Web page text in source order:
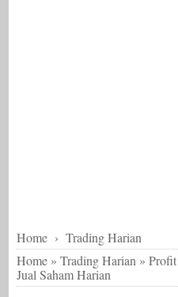
Home ›Trading Harian
Home »Trading Harian »
Jual Saham Harian